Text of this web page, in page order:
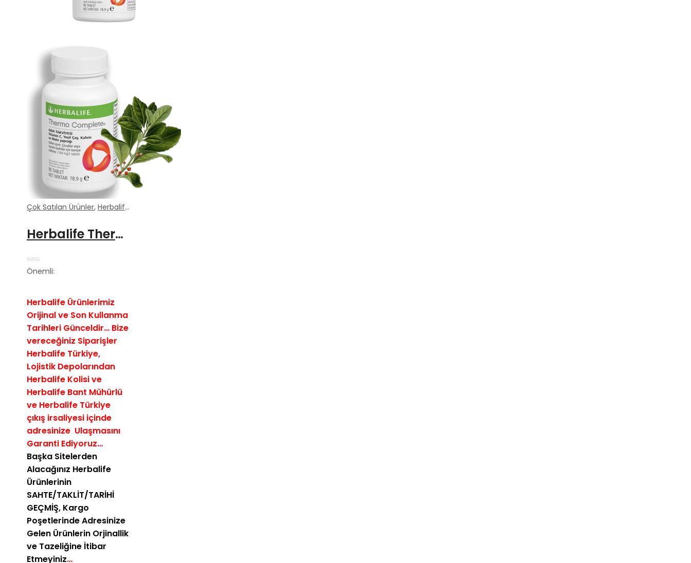
Çok Satılan Ürünler, Herbalife Takviye Edici Gıdalar
Herbalife Thermo Complete
5
aldı
Önemli:
Herbalife Ürünlerimiz
Orijinal ve Son Kullanma
Tarihleri Günceldir… Bize
vereceğiniz Siparişler
Herbalife Türkiye,
Lojistik Depolarından
Herbalife Kolisi ve
Herbalife Bant Mühürlü
ve Herbalife Türkiye
çıkış irsaliyesi içinde
adresinize Ulaşmasını
Garanti Ediyoruz…
Başka Sitelerden
Alacağınız Herbalife
Ürünlerinin
SAHTE/TAKLİT/TARİHİ
GEÇMİŞ, Kargo
Poşetlerinde Adresinize
Gelen Ürünlerin Orjinallik
ve Tazeliğine İtibar
Etmeyiniz…